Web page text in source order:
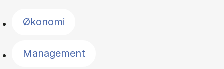
Økonomi
Management